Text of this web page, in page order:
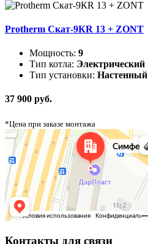
Protherm Скат-9КR 13 + ZONT
Мощность: 9
Тип котла: Электрический
Тип установки: Настенный
37 900 руб.
*Цена при заказе монтажа
Контакты для связи